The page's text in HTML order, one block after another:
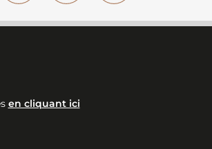
en cliquant ici